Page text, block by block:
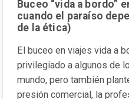
Buceo “vida a bordo”
cuando el paraíso
de la ética)
El buceo en viajes vida a
privilegiado a algunos de
mundo, pero también
presión comercial, la